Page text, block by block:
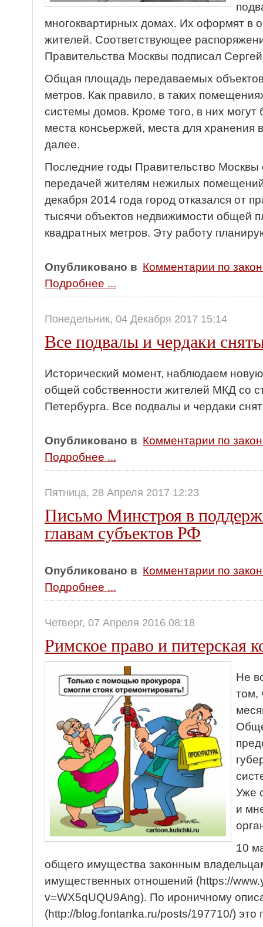
многоквартирных домах. Их оформят в
жителей. Соответствующее
Правительства Москвы подписал
Общая площадь передаваемых
метров. Как правило, в таких
системы домов. Кроме того, в них
места консьержей, места для хранения
далее.
Последние годы Правительство Москвы
передачей жителям нежилых
декабря 2014 года город отказался от
тысячи объектов недвижимости общей
квадратных метров. Эту работу
Опубликовано в Комментарии по
Подробнее ...
Понедельник, 04 Декабря 2017 15:14
Все подвалы и чердаки
Исторический момент, наблюдаем
общей собственности жителей МКД со
Петербурга. Все подвалы и чердаки
Опубликовано в Комментарии по
Подробнее ...
Пятница, 28 Апреля 2017 12:23
Письмо Минстроя в
главам субъектов РФ
Опубликовано в Комментарии по
Подробнее ...
Четверг, 07 Апреля 2016 08:18
Римское право и питерская
Не
том,
Уже
и
10
общего имущества законным
имущественных отношений (https://
v=WX5qUQU9Ang). По ироничному
(http://blog.fontanka.ru/posts/197710/) это